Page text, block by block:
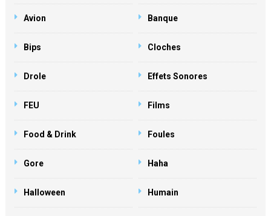
Avion Banque
Bips Cloches
Drole Effets Sonores
FEU Films
Food & Drink Foules
Gore Haha
Halloween Humain